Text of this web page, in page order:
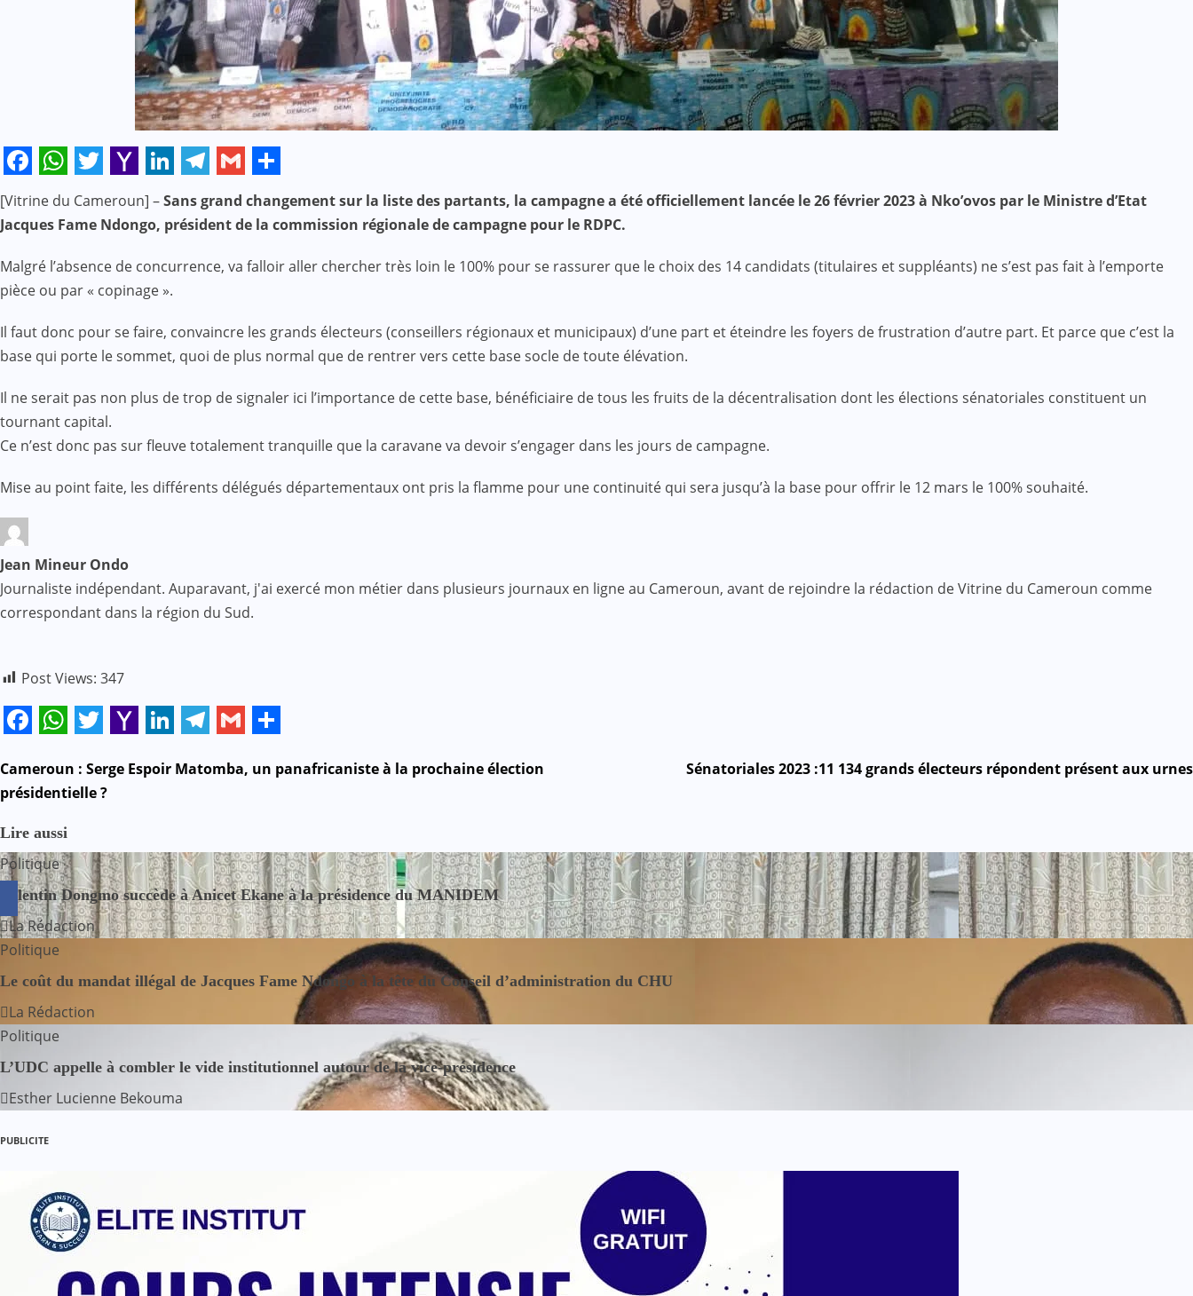
Facebook
WhatsApp
Twitter
Yahoo
Mail
LinkedIn
Telegram
Gmail
Share
[Vitrine du Cameroun] –Sans grand changement sur la liste des partants, la campagne a été officiellement lancée le 26 février 2023 à Nko’ovos par le Ministre d’Etat
Jacques Fame Ndongo, président de la commission régionale de campagne pour le RDPC.
Malgré l’absence de concurrence, va falloir aller chercher très loin le 100% pour se rassurer que le choix des 14 candidats (titulaires et suppléants) ne s’est pas fait à l’emporte
pièce ou par « copinage ».
Il faut donc pour se faire, convaincre les grands électeurs (conseillers régionaux et municipaux) d’une part et éteindre les foyers de frustration d’autre part. Et parce que c’est la
base qui porte le sommet, quoi de plus normal que de rentrer vers cette base socle de toute élévation.
Il ne serait pas non plus de trop de signaler ici l’importance de cette base, bénéficiaire de tous les fruits de la décentralisation dont les élections sénatoriales constituent un
tournant capital.
Ce n’est donc pas sur fleuve totalement tranquille que la caravane va devoir s’engager dans les jours de campagne.
Mise au point faite, les différents délégués départementaux ont pris la flamme pour une continuité qui sera jusqu’à la base pour offrir le 12 mars le 100% souhaité.
Jean Mineur Ondo
Journaliste indépendant. Auparavant, j'ai exercé mon métier dans plusieurs journaux en ligne au Cameroun, avant de rejoindre la rédaction de Vitrine du Cameroun comme
correspondant dans la région du Sud.
Post Views: 347
Mail
N
a
v
i
g
a
t
i
o
n
d
Cameroun : Serge Espoir Matomba, un panafricaniste à la prochaine élection
présidentielle ?
Sénatoriales 2023 :11 134 grands électeurs répondent présent aux urnes
Lire aussi
Politique
Valentin Dongmo succède à Anicet Ekane à la présidence du MANIDEM
La Rédaction
Politique
Le coût du mandat illégal de Jacques Fame Ndongo à la tête du Conseil d’administration du CHU
La Rédaction
Politique
L’UDC appelle à combler le vide institutionnel autour de la vice-présidence
Esther Lucienne Bekouma
PUBLICITE